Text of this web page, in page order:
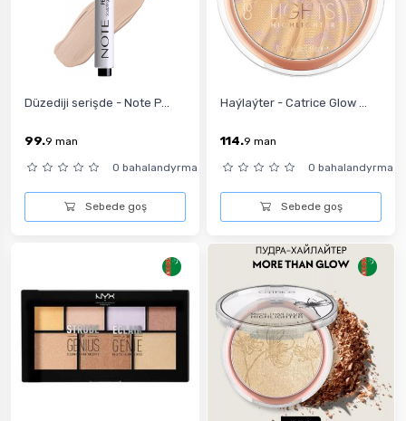
Düzediji serişde - Note P...
99.9 man
0 bahalandyrma
Sebede goş
Haýlaýter - Catrice Glow ...
114.9 man
0 bahalandyrma
Sebede goş